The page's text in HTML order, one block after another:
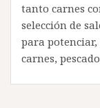
tanto carnes
selección de
para
carnes,